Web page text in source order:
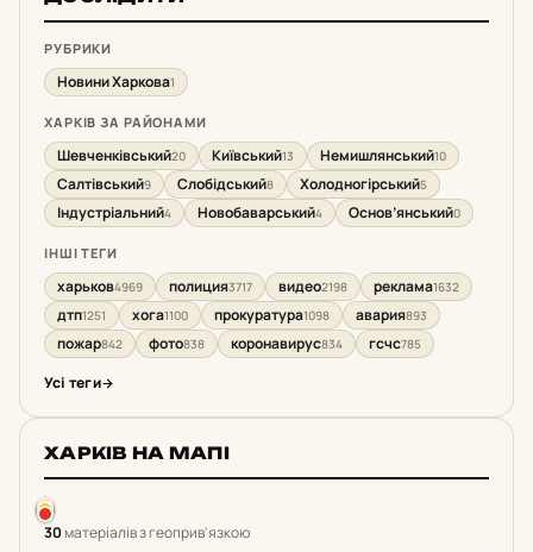
РУБРИКИ
Новини Харкова1
ХАРКІВ ЗА РАЙОНАМИ
Шевченківський20 Київський13 Немишлянський10
Салтівський9 Слобідський8 Холодногірський5
Індустріальний4 Новобаварський4 Основ’янський0
ІНШІ ТЕГИ
харьков4969 полиция3717 видео2198 реклама1632
дтп1251 хога1100 прокуратура1098 авария893
пожар842 фото838 коронавирус834 гсчс785
Усі теги
ХАРКІВ НА МАПІ
30матеріалів з геоприв'язкою